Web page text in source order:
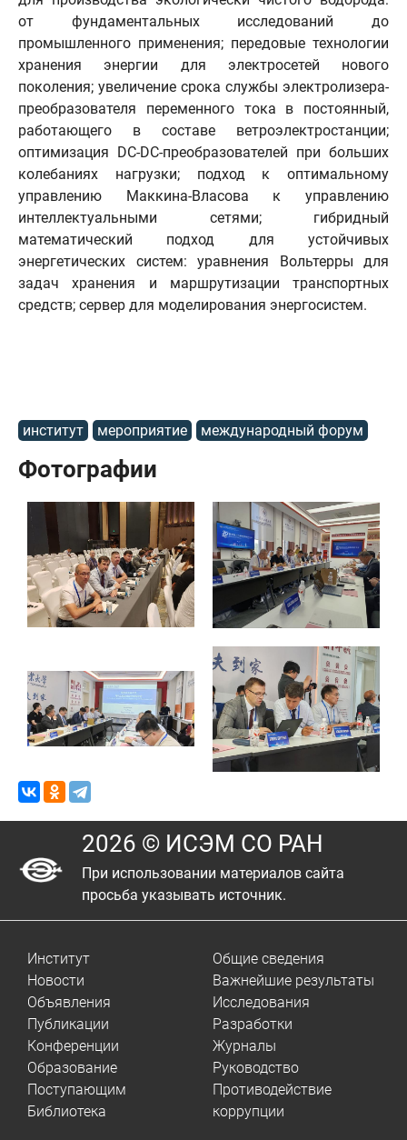
от фундаментальных исследований до
промышленного применения; передовые технологии
хранения энергии для электросетей нового
поколения; увеличение срока службы электролизера-
преобразователя переменного тока в постоянный,
работающего в составе ветроэлектростанции;
оптимизация DC-DC-преобразователей при больших
колебаниях нагрузки; подход к оптимальному
управлению Маккина-Власова к управлению
интеллектуальными сетями; гибридный
математический подход для устойчивых
энергетических систем: уравнения Вольтерры для
задач хранения и маршрутизации транспортных
средств; сервер для моделирования энергосистем.
институт мероприятие международный форум
Фотографии
2026 © ИСЭМ СО РАН
При использовании материалов сайта
просьба указывать источник.
Институт
Новости
Объявления
Публикации
Конференции
Образование
Поступающим
Библиотека
Общие сведения
Важнейшие результаты
Исследования
Разработки
Журналы
Руководство
Противодействие
коррупции